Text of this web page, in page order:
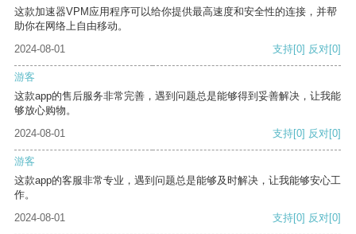
这款加速器VPM应用程序可以给你提供最高速度和安全性的连接，并帮
助你在网络上自由移动。
2024-08-01
支持[0] 反对[0]
游客
这款app的售后服务非常完善，遇到问题总是能够得到妥善解决，让我能
够放心购物。
2024-08-01
支持[0] 反对[0]
游客
这款app的客服非常专业，遇到问题总是能够及时解决，让我能够安心工
作。
2024-08-01
支持[0] 反对[0]